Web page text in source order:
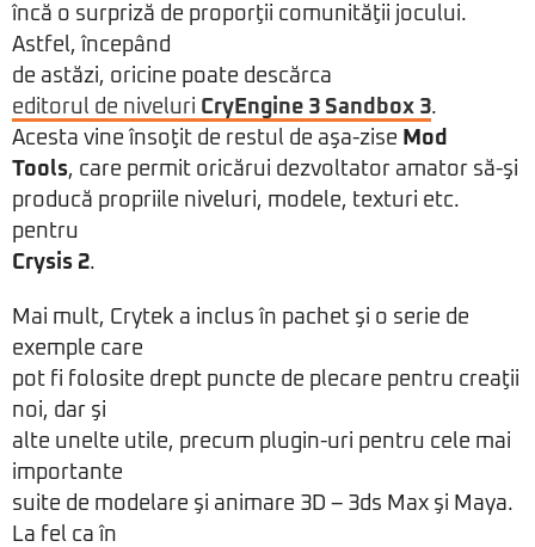
încă o surpriză de proporţii comunităţii jocului.
Astfel, începând
de astăzi, oricine poate descărca
editorul de niveluri CryEngine 3 Sandbox 3.
Acesta vine însoţit de restul de aşa-zise Mod
Tools, care permit oricărui dezvoltator amator să-şi
producă propriile niveluri, modele, texturi etc.
pentru
Crysis 2.
Mai mult, Crytek a inclus în pachet şi o serie de
exemple care
pot fi folosite drept puncte de plecare pentru creaţii
noi, dar şi
alte unelte utile, precum plugin-uri pentru cele mai
importante
suite de modelare şi animare 3D – 3ds Max şi Maya.
La fel ca în